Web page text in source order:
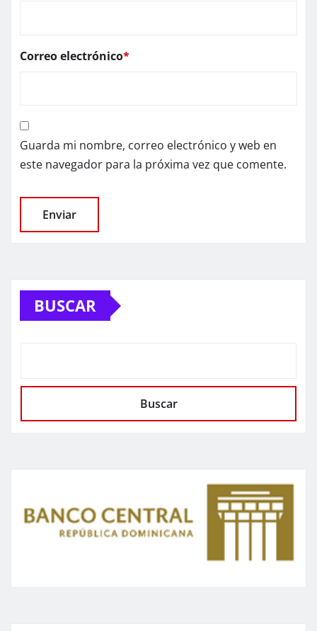
Correo electrónico*
Guarda mi nombre, correo electrónico y web en
este navegador para la próxima vez que comente.
BUSCAR
Buscar